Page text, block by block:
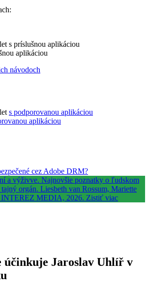
s príslušnou aplikáciou
aplikáciou
návodoch
s podporovanou aplikáciou
aplikáciou
cez Adobe DRM?
účinkuje Jaroslav Uhlíř v